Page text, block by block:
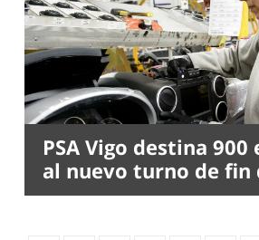
PSA Vigo destina
al nuevo turno de fin